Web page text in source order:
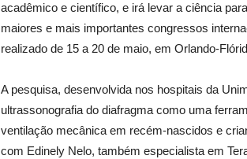
acadêmico e científico, e irá levar a ciência
maiores e mais importantes congressos
realizado de 15 a 20 de maio, em Orlando-
A pesquisa, desenvolvida nos hospitais da
ultrassonografia do diafragma como uma
ventilação mecânica em recém-nascidos e
com Edinely Nelo, também especialista em